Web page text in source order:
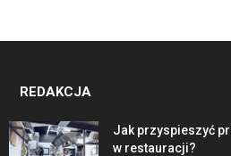
REDAKCJA
Jak przyspieszyć
w restauracji?